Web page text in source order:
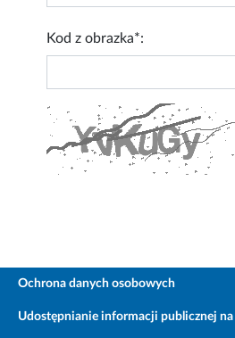
Kod z obrazka*:
Ochrona danych osobowych
Udostępnianie informacji publicznej